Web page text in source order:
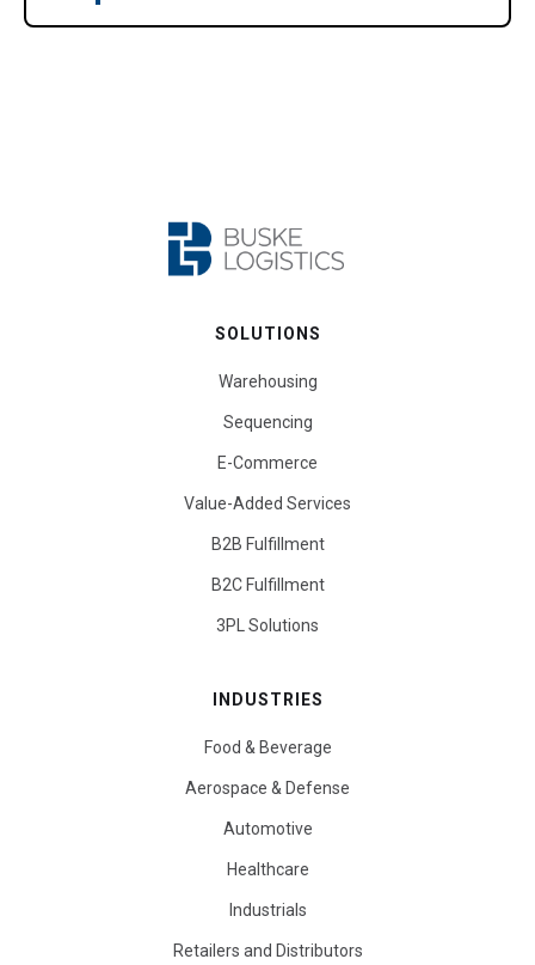
SOLUTIONS
Warehousing
Sequencing
E-Commerce
Value-Added Services
B2B Fulfillment
B2C Fulfillment
3PL Solutions
INDUSTRIES
Food & Beverage
Aerospace & Defense
Automotive
Healthcare
Industrials
Retailers and Distributors